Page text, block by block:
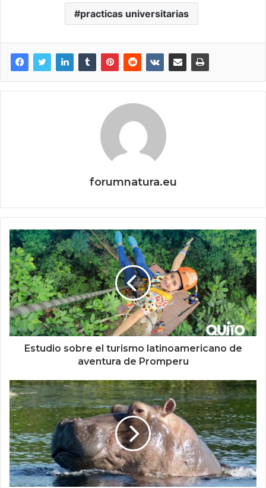
practicas universitarias
forumnatura.eu
Estudio sobre el turismo latinoamericano de
aventura de Promperu